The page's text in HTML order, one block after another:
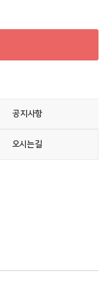
공지사항
오시는길